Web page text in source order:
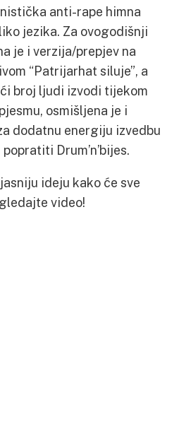
anti-rape himna
jezika. Za ovogodišnji
je i verzija/prepjev na
“Patrijarhat siluje”, a
broj ljudi izvodi tijekom
osmišljena je i
dodatnu energiju izvedbu
Drum’n’bijes.
ideju kako će sve
video!